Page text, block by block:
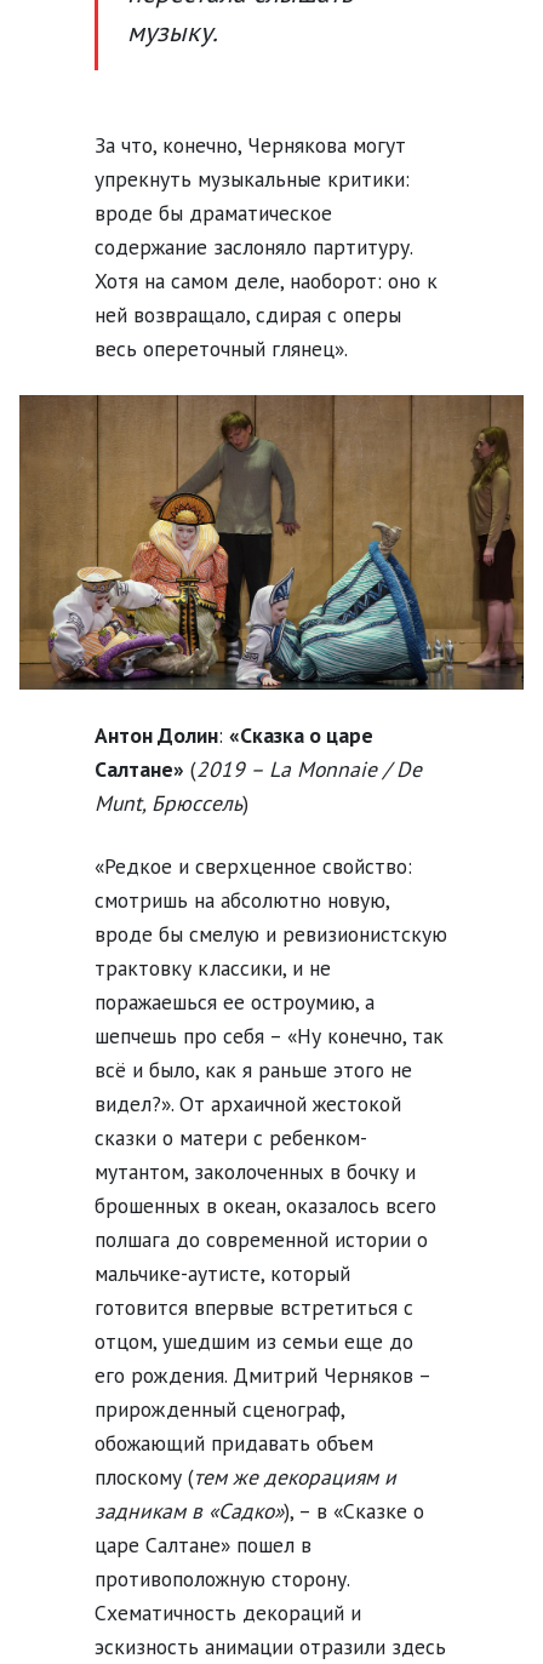
музыку.
За что, конечно, Чернякова могут
упрекнуть музыкальные критики:
вроде бы драматическое
содержание заслоняло партитуру.
Хотя на самом деле, наоборот: оно к
ней возвращало, сдирая с оперы
весь опереточный глянец».
Антон Долин: «Сказка о царе
Салтане» (2019 – La Monnaie / De
Munt, Брюссель)
«Редкое и сверхценное свойство:
смотришь на абсолютно новую,
вроде бы смелую и ревизионистскую
трактовку классики, и не
поражаешься ее остроумию, а
шепчешь про себя – «Ну конечно, так
всё и было, как я раньше этого не
видел?». От архаичной жестокой
сказки о матери с ребенком-
мутантом, заколоченных в бочку и
брошенных в океан, оказалось всего
полшага до современной истории о
мальчике-аутисте, который
готовится впервые встретиться с
отцом, ушедшим из семьи еще до
его рождения. Дмитрий Черняков –
прирожденный сценограф,
обожающий придавать объем
плоскому (тем же декорациям и
задникам в «Садко»), – в «Сказке о
царе Салтане» пошел в
противоположную сторону.
Схематичность декораций и
эскизность анимации отразили здесь